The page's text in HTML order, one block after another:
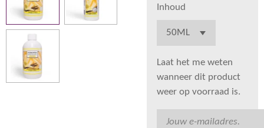
Inhoud
Laat het me weten
wanneer dit product
weer op voorraad is.